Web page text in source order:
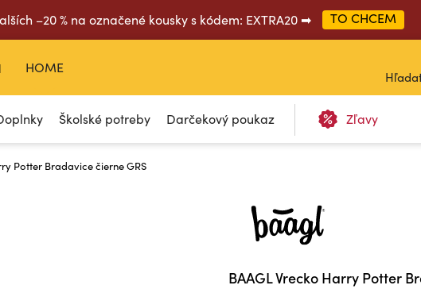
–20 % na označené kousky s kódem: EXTRA20 ➡ TO CHCEM
Školské potreby Darčekový poukaz Zľavy
HOME
Potter Bradavice čierne GRS
BAAGL Vrecko Harry Potter